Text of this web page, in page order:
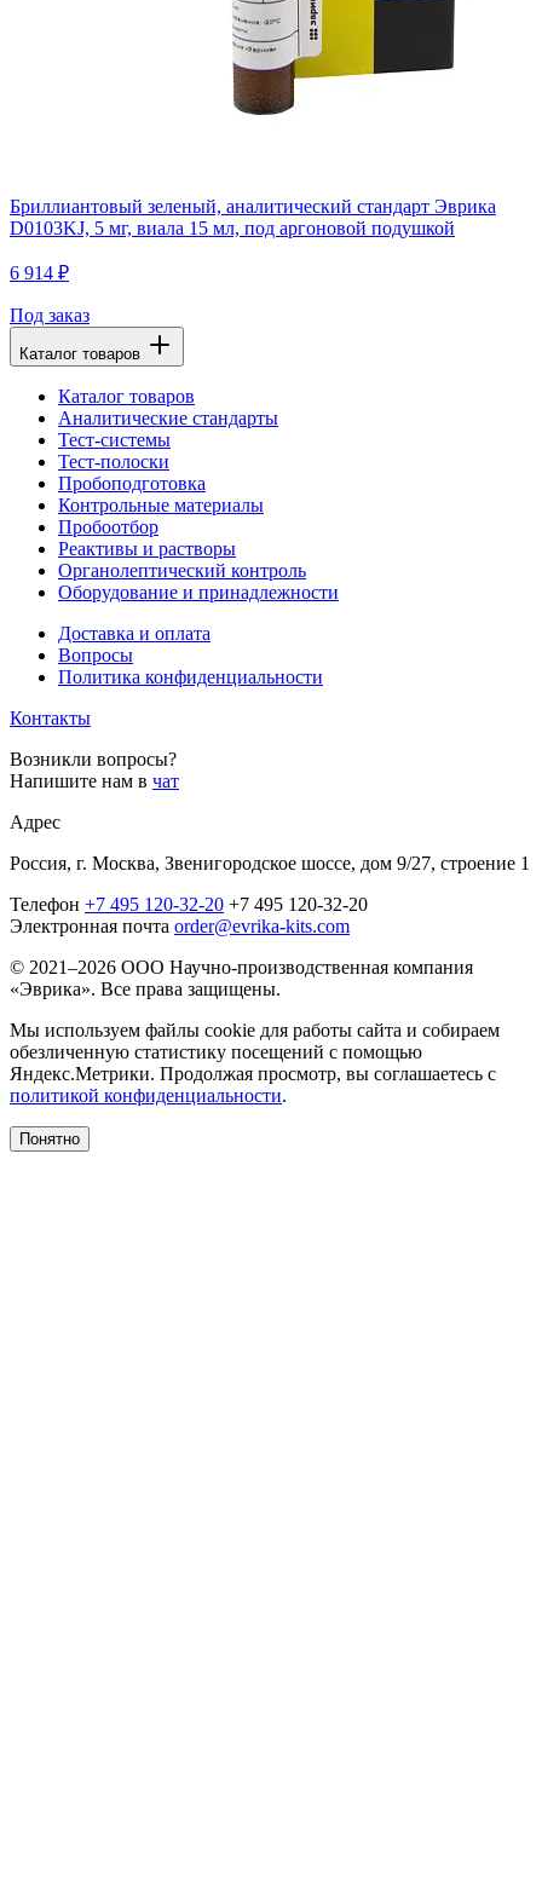
Бриллиантовый зеленый, аналитический стандарт Эврика
D0103KJ, 5 мг, виала 15 мл, под аргоновой подушкой
6 914 ₽
Под заказ
Каталог товаров
Каталог товаров
Аналитические стандарты
Тест-системы
Тест-полоски
Пробоподготовка
Контрольные материалы
Пробоотбор
Реактивы и растворы
Органолептический контроль
Оборудование и принадлежности
Доставка и оплата
Вопросы
Политика конфиденциальности
Контакты
Возникли вопросы?
Напишите нам в чат
Адрес
Россия, г. Москва, Звенигородское шоссе, дом 9/27, строение 1
Телефон +7 495 120-32-20 +7 495 120-32-20
Электронная почта order@evrika-kits.com
© 2021–2026 ООО Научно-производственная компания
«Эврика». Все права защищены.
Мы используем файлы cookie для работы сайта и собираем
обезличенную статистику посещений с помощью
Яндекс.Метрики. Продолжая просмотр, вы соглашаетесь с
политикой конфиденциальности.
Понятно